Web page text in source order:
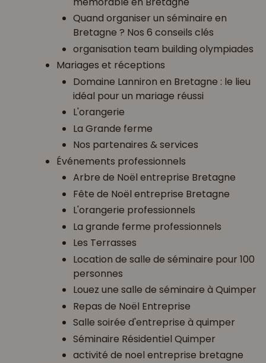
Quand organiser un séminaire en
Bretagne ? Nos 6 conseils clés
organisation team building olympiades
Mariages et réceptions
Domaine Lanniron en Bretagne : le lieu
idéal pour un mariage réussi
L'orangerie
La Grande ferme
Nos partenaires & services
Événements professionnels
Arbre de Noël entreprise Bretagne
Fête de Noël entreprise Bretagne
L'orangerie professionnels
La grande ferme professionnels
Les Terrasses
Location de salle de séminaire pour 100
personnes
Louez une salle de séminaire à Quimper
Repas de Noël Entreprise
Salle soirée d'entreprise à quimper
Séminaire Résidentiel Quimper
activité de noel entreprise bretagne